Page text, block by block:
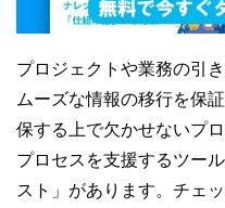
プロジェクトや業務の引
ムーズな情報の移行を保
保する上で欠かせないプ
プロセスを支援するツー
スト」があります。チェ